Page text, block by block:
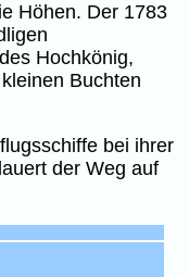
Höhen. Der 1783
Hochkönig,
Buchten
bei ihrer
der Weg auf